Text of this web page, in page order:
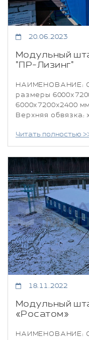
20.06.2023
Модульный
"ПР-Лизинг"
НАИМЕНОВАНИЕ:
размеры
6000х7200х2400
Верхняя обвязка:
Читать полностью
18.11.2022
Модульный
«Росатом»
НАИМЕНОВАНИЕ: